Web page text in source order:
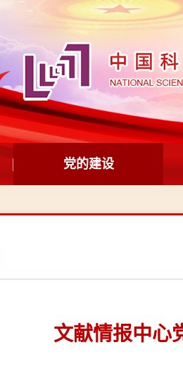
党的建设
文献情报中心